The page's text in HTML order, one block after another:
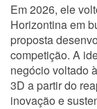
Em 2026, ele
Horizontina em
proposta
competição. A
negócio voltado
3D a partir do
inovação e